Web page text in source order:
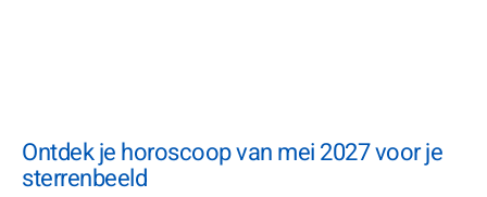
Ontdek je horoscoop van mei 2027 voor je
sterrenbeeld